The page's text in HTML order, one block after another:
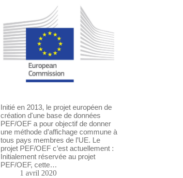
Initié en 2013, le projet européen de
création d'une base de données
PEF/OEF a pour objectif de donner
une méthode d’affichage commune à
tous pays membres de l’UE. Le
projet PEF/OEF c’est actuellement :
Initialement réservée au projet
PEF/OEF, cette…
1 avril 2020